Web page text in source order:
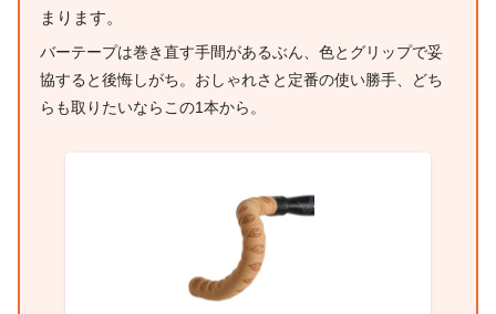
まります。
バーテープは巻き直す手間があるぶん、色とグリップで妥
協すると後悔しがち。おしゃれさと定番の使い勝手、どち
らも取りたいならこの1本から。